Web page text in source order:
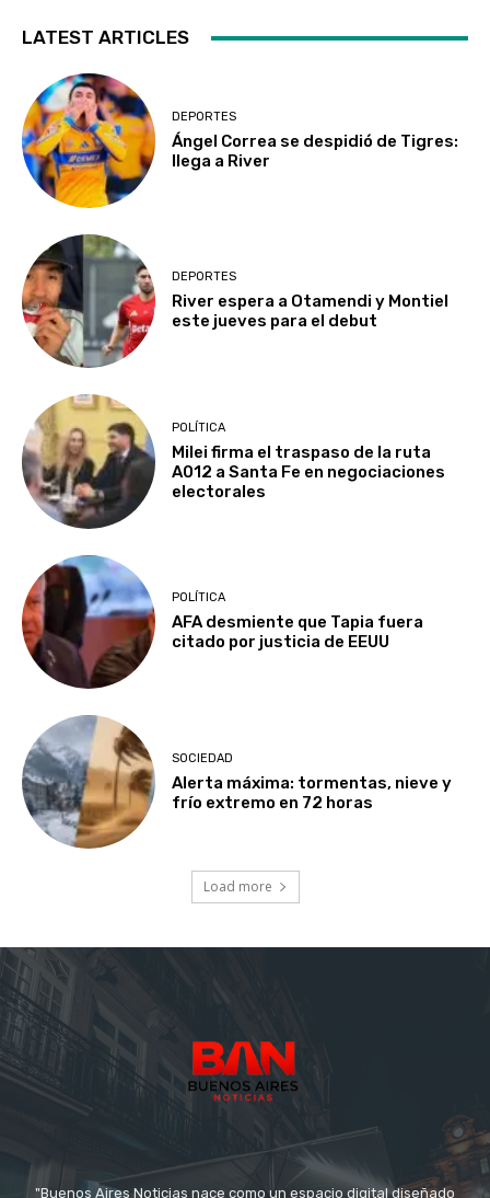
LATEST ARTICLES
DEPORTES
Ángel Correa se despidió de Tigres:
llega a River
DEPORTES
River espera a Otamendi y Montiel
este jueves para el debut
POLÍTICA
Milei firma el traspaso de la ruta
A012 a Santa Fe en negociaciones
electorales
POLÍTICA
AFA desmiente que Tapia fuera
citado por justicia de EEUU
SOCIEDAD
Alerta máxima: tormentas, nieve y
frío extremo en 72 horas
Load more
"Buenos Aires Noticias nace como un espacio digital diseñado